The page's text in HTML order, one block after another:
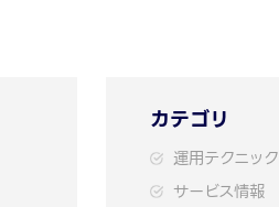
カテゴリ
運用テクニック
サービス情報